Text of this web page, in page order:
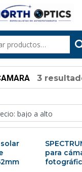
3
solar
para